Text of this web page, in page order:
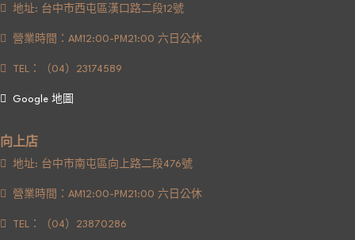
地址: 台中市西屯區漢口路二段12號
營業時間：AM12:00-PM21:00 六日公休
TEL：（04）23174589
Google 地圖
向上店
地址: 台中市南屯區向上路二段476號
營業時間：AM12:00-PM21:00 六日公休
TEL：（04）23870286